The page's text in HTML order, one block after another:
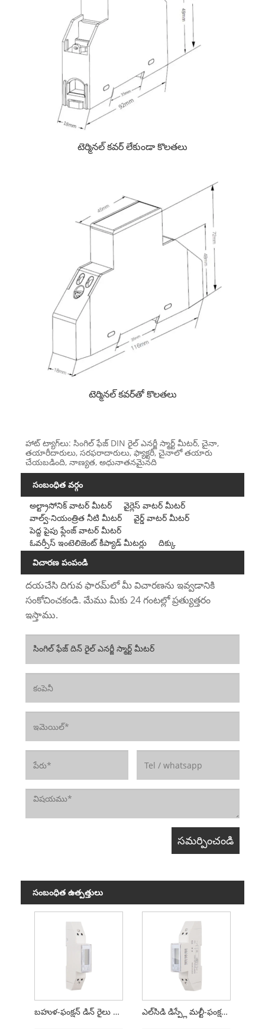
టెర్మినల్ కవర్ లేకుండా కొలతలు
టెర్మినల్ కవర్‌తో కొలతలు
హాట్ ట్యాగ్‌లు: సింగిల్ ఫేజ్ DIN రైల్ ఎనర్జీ స్మార్ట్ మీటర్, చైనా,
తయారీదారులు, సరఫరాదారులు, ఫ్యాక్టరీ, చైనాలో తయారు
చేయబడింది, నాణ్యత, అధునాతనమైనది
సంబంధిత వర్గం
అల్ట్రాసోనిక్ వాటర్ మీటర్
వైర్లెస్ వాటర్ మీటర్
వాల్వ్-నియంత్రిత నీటి మీటర్
వైర్డ్ వాటర్ మీటర్
పెద్ద పైపు ఫ్లేంజ్ వాటర్ మీటర్
ఓవర్సీస్ ఇంటెలిజెంట్ కీప్యాడ్ మీటర్లు
దిక్కు
విచారణ పంపండి
దయచేసి దిగువ ఫారమ్‌లో మీ విచారణను ఇవ్వడానికి
సంకోచించకండి. మేము మీకు 24 గంటల్లో ప్రత్యుత్తరం
ఇస్తాము.
సంబంధిత ఉత్పత్తులు
బహుళ-ఫంక్షన్ డిన్ రైలు శక్తి స్మార్ట్ మీటర్ ఎల్‌సిడి డిస్ప్లే మల్టీ-ఫంక్షన్ డిన్ రైల్ ఎనర్జీ స్మార్ట్ మీటర్